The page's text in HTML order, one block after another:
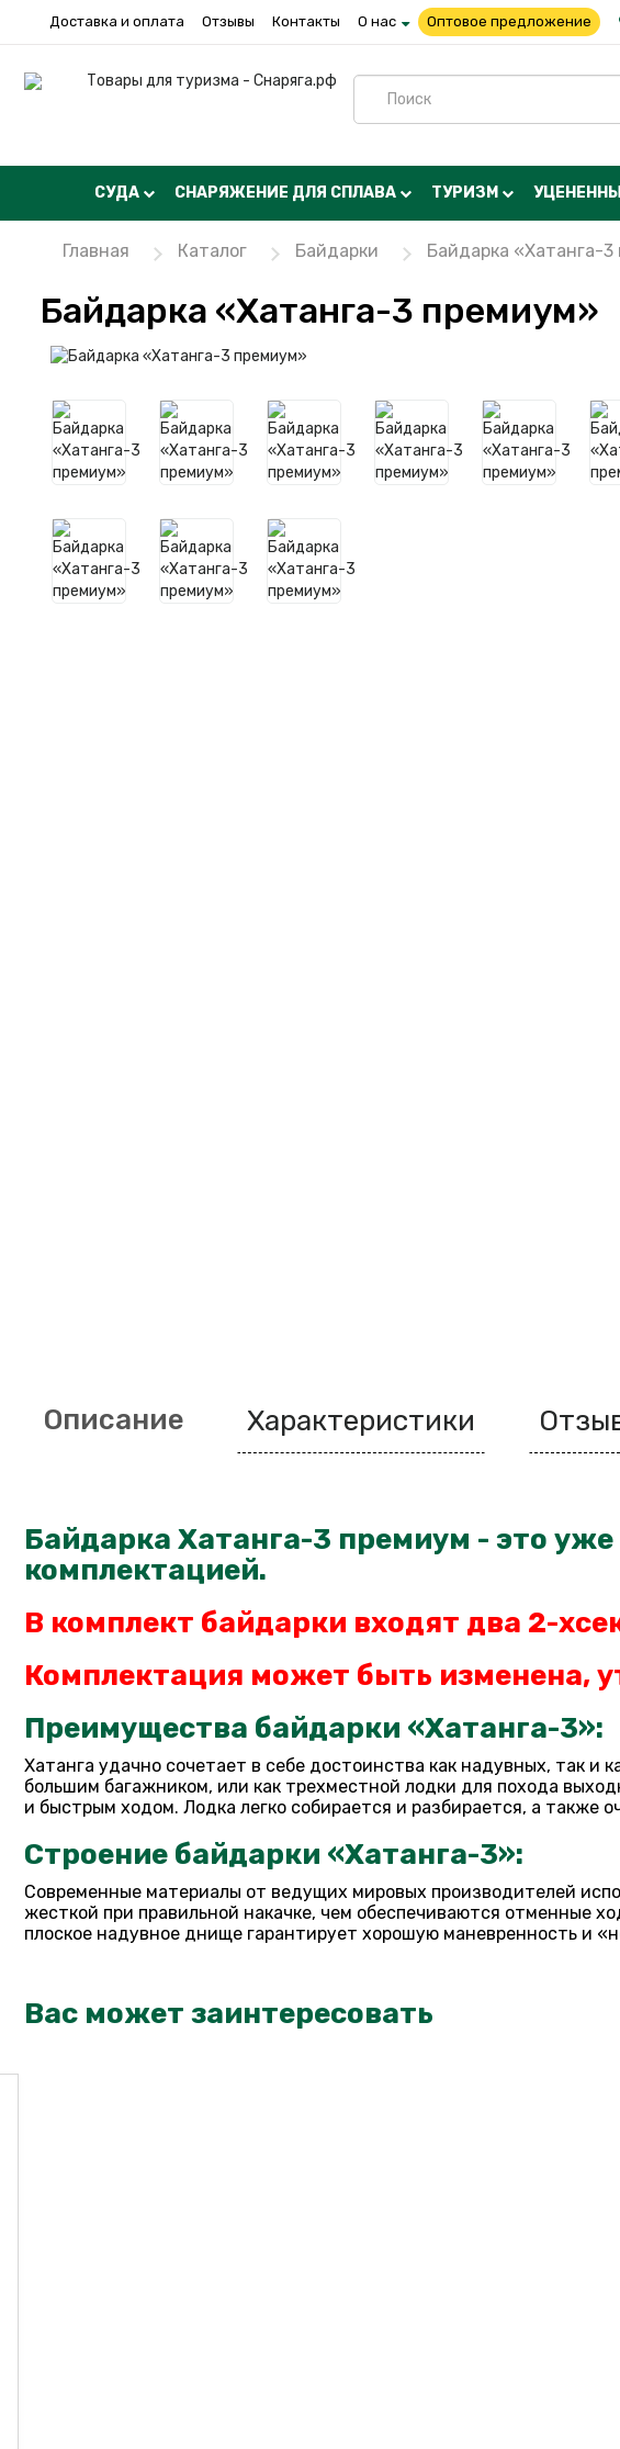
Доставка и оплата Отзывы Контакты О нас Оптовое предложение
СУДА СНАРЯЖЕНИЕ ДЛЯ СПЛАВА ТУРИЗМ
Главная Каталог Байдарки Байдарка «Хатанга-3
Байдарка «Хатанга-3 премиум»
Описание Характеристики
Байдарка Хатанга-3 премиум - это
комплектацией.
В комплект байдарки входят два 2-
Комплектация может быть изменена,
Преимущества байдарки «Хатанга-3»:
Хатанга удачно сочетает в себе достоинства как надувных, так и
большим багажником, или как трехместной лодки для похода
и быстрым ходом. Лодка легко собирается и разбирается, а также
Строение байдарки «Хатанга-3»:
Современные материалы от ведущих мировых производителей
жесткой при правильной накачке, чем обеспечиваются отменные
плоское надувное днище гарантирует хорошую маневренность и
Вас может заинтересовать